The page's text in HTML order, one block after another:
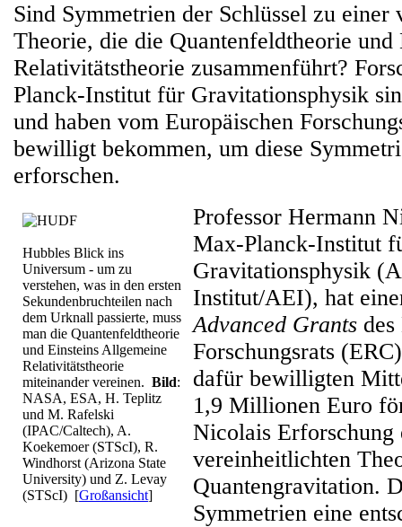
Sind Symmetrien der Schlüssel zu einer
Theorie, die die Quantenfeldtheorie und
Relativitätstheorie zusammenführt?
Planck-Institut für Gravitationsphysik
und haben vom Europäischen
bewilligt bekommen, um diese
erforschen.
Hubbles Blick ins
Universum - um zu
verstehen, was in den ersten
Sekundenbruchteilen nach
dem Urknall passierte, muss
man die Quantenfeldtheorie
und Einsteins Allgemeine
Relativitätstheorie
miteinander vereinen. Bild:
NASA, ESA, H. Teplitz
und M. Rafelski
(IPAC/Caltech), A.
Koekemoer (STScI), R.
Windhorst (Arizona State
University) und Z. Levay
(STScI) [Großansicht]
Professor Hermann
Max-Planck-Institut
Gravitationsphysik
Institut/AEI), hat
Advanced Grants
Forschungsrats
dafür bewilligten
1,9 Millionen Euro
Nicolais Erforschung
vereinheitlichten
Quantengravitation.
Symmetrien eine